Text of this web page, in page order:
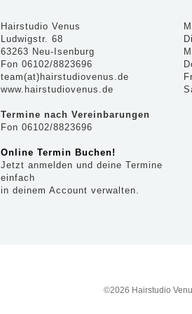
Hairstudio Venus
Ludwigstr. 68
63263 Neu-Isenburg
Fon 06102/8823696
team(at)hairstudiovenus.de
www.hairstudiovenus.de
Termine nach Vereinbarungen
Fon 06102/8823696
Online Termin Buchen!
Jetzt anmelden und deine Termine
einfach
in deinem Account verwalten.
©2026 Hairstudio